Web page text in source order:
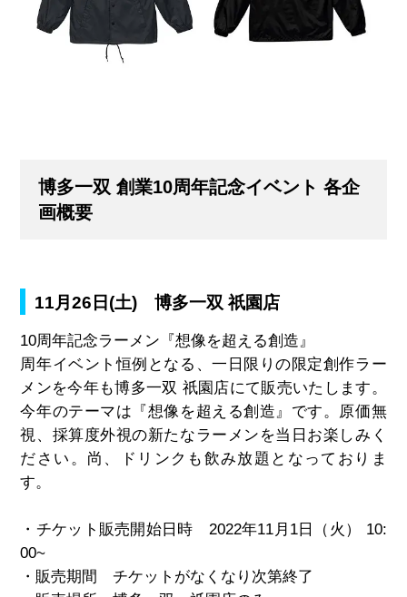
博多一双 創業10周年記念イベント 各企
画概要
11月26日(土) 博多一双 祇園店
10周年記念ラーメン『想像を超える創造』
周年イベント恒例となる、一日限りの限定創作ラー
メンを今年も博多一双 祇園店にて販売いたします。
今年のテーマは『想像を超える創造』です。原価無
視、採算度外視の新たなラーメンを当日お楽しみく
ださい。尚、ドリンクも飲み放題となっておりま
す。
・チケット販売開始日時 2022年11月1日（火） 10:
00~
・販売期間 チケットがなくなり次第終了